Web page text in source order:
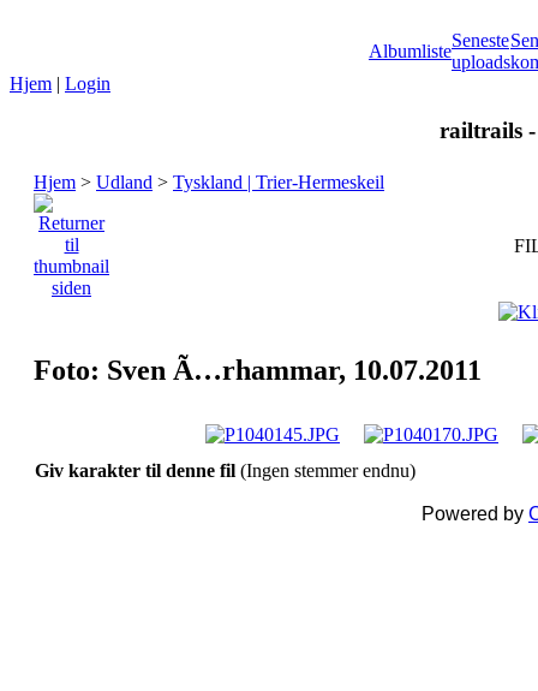
Albumliste
Seneste
uploads
Hjem | Login
railtrails
Hjem > Udland > Tyskland | Trier-Hermeskeil
Foto: Sven Ã…rhammar, 10.07.2011
Giv karakter til denne fil (Ingen stemmer endnu)
Powered by